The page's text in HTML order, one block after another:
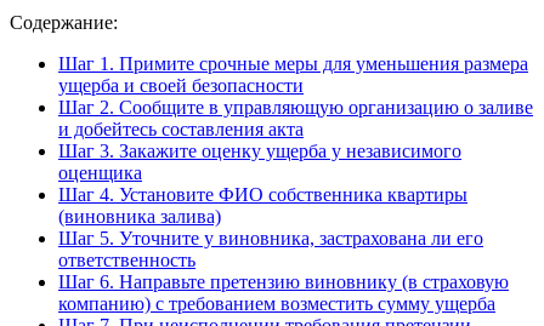
Содержание:
Шаг 1. Примите срочные меры для уменьшения размера
ущерба и своей безопасности
Шаг 2. Сообщите в управляющую организацию о заливе
и добейтесь составления акта
Шаг 3. Закажите оценку ущерба у независимого
оценщика
Шаг 4. Установите ФИО собственника квартиры
(виновника залива)
Шаг 5. Уточните у виновника, застрахована ли его
ответственность
Шаг 6. Направьте претензию виновнику (в страховую
компанию) с требованием возместить сумму ущерба